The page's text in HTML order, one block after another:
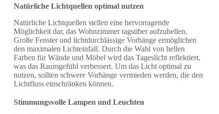
Natürliche Lichtquellen optimal nutzen
Natürliche Lichtquellen stellen eine hervorragende
Möglichkeit dar, das Wohnzimmer tagsüber aufzuhellen.
Große Fenster und lichtdurchlässige Vorhänge ermöglichen
den maximalen Lichteinfall. Durch die Wahl von hellen
Farben für Wände und Möbel wird das Tageslicht reflektiert,
was das Raumgefühl verbessert. Um das Licht optimal zu
nutzen, sollten schwere Vorhänge vermieden werden, die den
Lichtfluss einschränken können.
Stimmungsvolle Lampen und Leuchten